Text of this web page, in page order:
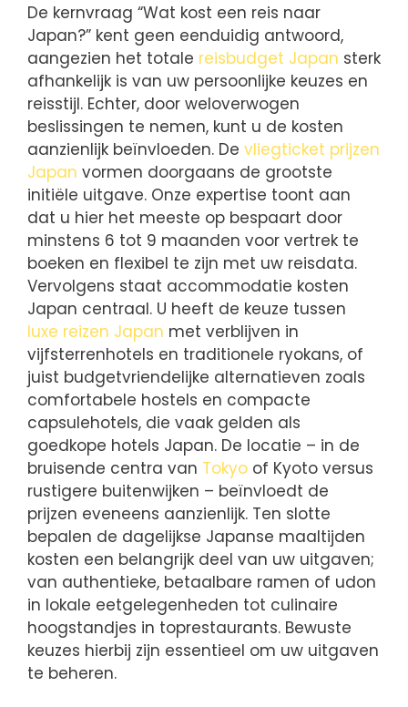
De kernvraag “Wat kost een reis naar
Japan?” kent geen eenduidig antwoord,
aangezien het totale reisbudget Japan sterk
afhankelijk is van uw persoonlijke keuzes en
reisstijl. Echter, door weloverwogen
beslissingen te nemen, kunt u de kosten
aanzienlijk beïnvloeden. De vliegticket prijzen
Japan vormen doorgaans de grootste
initiële uitgave. Onze expertise toont aan
dat u hier het meeste op bespaart door
minstens 6 tot 9 maanden voor vertrek te
boeken en flexibel te zijn met uw reisdata.
Vervolgens staat accommodatie kosten
Japan centraal. U heeft de keuze tussen
luxe reizen Japan met verblijven in
vijfsterrenhotels en traditionele ryokans, of
juist budgetvriendelijke alternatieven zoals
comfortabele hostels en compacte
capsulehotels, die vaak gelden als
goedkope hotels Japan. De locatie – in de
bruisende centra van Tokyo of Kyoto versus
rustigere buitenwijken – beïnvloedt de
prijzen eveneens aanzienlijk. Ten slotte
bepalen de dagelijkse Japanse maaltijden
kosten een belangrijk deel van uw uitgaven;
van authentieke, betaalbare ramen of udon
in lokale eetgelegenheden tot culinaire
hoogstandjes in toprestaurants. Bewuste
keuzes hierbij zijn essentieel om uw uitgaven
te beheren.